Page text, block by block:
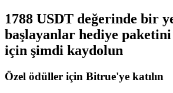
Launchpool
Popüler token'lar kazanmak için esnek
1788 USDT değerinde bir
başlayanlar hediye
için şimdi kaydolun
Özel ödüller için Bitrue'ye katılın